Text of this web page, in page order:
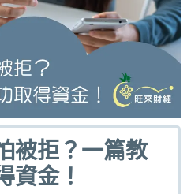
被拒？一篇教
資金！